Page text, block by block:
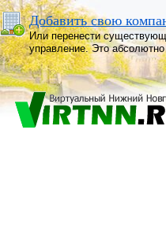
Добавить свою
Или перенести
управление. Это